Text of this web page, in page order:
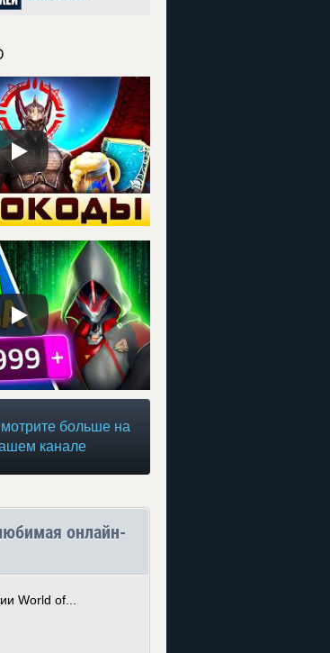
больше на
канале
онлайн-
World of...